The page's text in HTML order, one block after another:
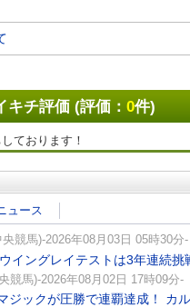
キチ評価 (評価： 0件)
ております！
ュース
央競馬)-2026年08月03日 05時30分-
ウイングレイテストは3年連続
競馬)-2026年08月02日 17時09分-
ジックが圧勝で連覇達成！ カ